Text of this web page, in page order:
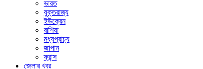
ভারত
যুক্তরাজ্য
ইউক্রেন
রাশিয়া
মধ্যপ্রাচ্য
জাপান
ফ্রান্স
জেলার খবর